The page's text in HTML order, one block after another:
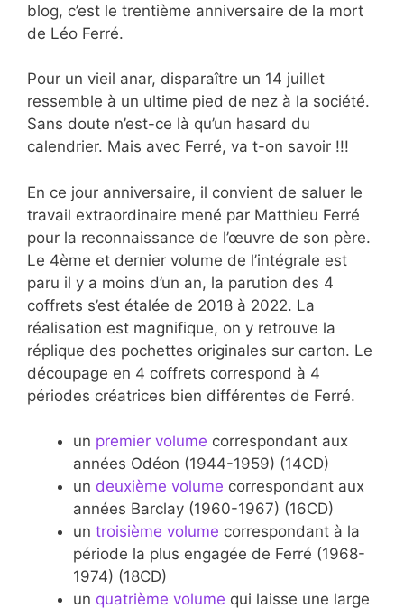
blog, c’est le trentième anniversaire de la mort
de Léo Ferré.
Pour un vieil anar, disparaître un 14 juillet
ressemble à un ultime pied de nez à la société.
Sans doute n’est-ce là qu’un hasard du
calendrier. Mais avec Ferré, va t-on savoir !!!
En ce jour anniversaire, il convient de saluer le
travail extraordinaire mené par Matthieu Ferré
pour la reconnaissance de l’œuvre de son père.
Le 4ème et dernier volume de l’intégrale est
paru il y a moins d’un an, la parution des 4
coffrets s’est étalée de 2018 à 2022. La
réalisation est magnifique, on y retrouve la
réplique des pochettes originales sur carton. Le
découpage en 4 coffrets correspond à 4
périodes créatrices bien différentes de Ferré.
un premier volume correspondant aux
années Odéon (1944-1959) (14CD)
un deuxième volume correspondant aux
années Barclay (1960-1967) (16CD)
un troisième volume correspondant à la
période la plus engagée de Ferré (1968-
1974) (18CD)
un quatrième volume qui laisse une large